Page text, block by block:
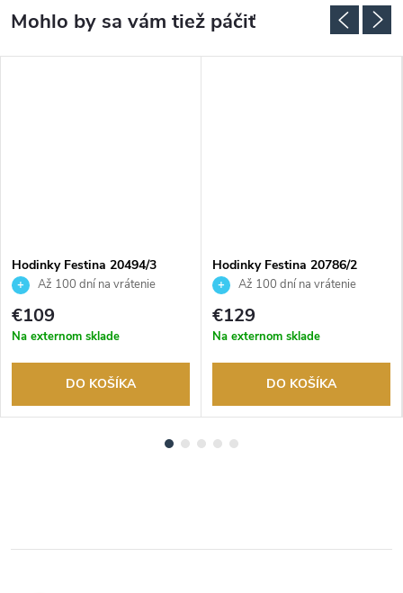
Hodinky Festina 20494/3
Až 100 dní na vrátenie
tovaru. Autorizovaný predajca.
€109
Na externom sklade
DO KOŠÍKA
Hodinky Festina 20786/2
Až 100 dní na vrátenie
tovaru. Autorizovaný predajca.
€129
Na externom sklade
DO KOŠÍKA